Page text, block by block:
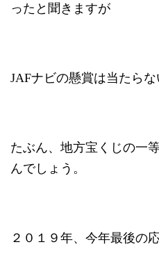
ったと聞きますが
JAFナビの懸賞は当たらな
たぶん、地方宝くじの一
んでしょう。
２０１９年、今年最後の